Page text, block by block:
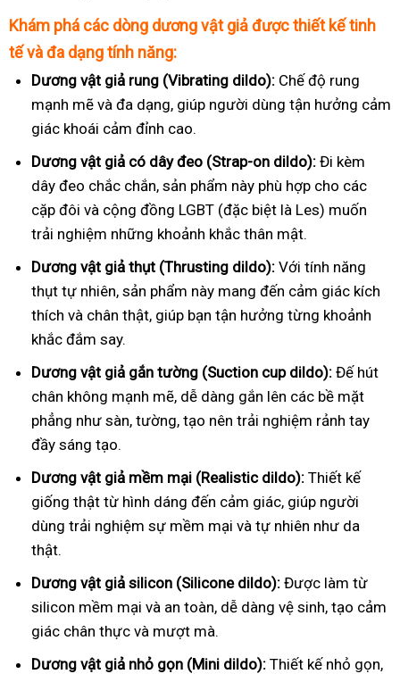
Khám phá các dòng dương vật giả được thiết kế tinh
tế và đa dạng tính năng:
Dương vật giả rung (Vibrating dildo): Chế độ rung
mạnh mẽ và đa dạng, giúp người dùng tận hưởng cảm
giác khoái cảm đỉnh cao.
Dương vật giả có dây đeo (Strap-on dildo): Đi kèm
dây đeo chắc chắn, sản phẩm này phù hợp cho các
cặp đôi và cộng đồng LGBT (đặc biệt là Les) muốn
trải nghiệm những khoảnh khắc thân mật.
Dương vật giả thụt (Thrusting dildo): Với tính năng
thụt tự nhiên, sản phẩm này mang đến cảm giác kích
thích và chân thật, giúp bạn tận hưởng từng khoảnh
khắc đắm say.
Dương vật giả gắn tường (Suction cup dildo): Đế hút
chân không mạnh mẽ, dễ dàng gắn lên các bề mặt
phẳng như sàn, tường, tạo nên trải nghiệm rảnh tay
đầy sáng tạo.
Dương vật giả mềm mại (Realistic dildo): Thiết kế
giống thật từ hình dáng đến cảm giác, giúp người
dùng trải nghiệm sự mềm mại và tự nhiên như da
thật.
Dương vật giả silicon (Silicone dildo): Được làm từ
silicon mềm mại và an toàn, dễ dàng vệ sinh, tạo cảm
giác chân thực và mượt mà.
Dương vật giả nhỏ gọn (Mini dildo): Thiết kế nhỏ gọn,